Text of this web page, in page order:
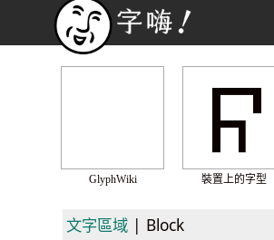
GlyphWiki
𐅯
裝置上的字型
文字區域 | Block